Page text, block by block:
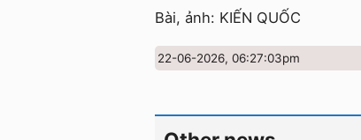
Bài, ảnh: KIẾN QUỐC
22-06-2026, 06:27:03pm